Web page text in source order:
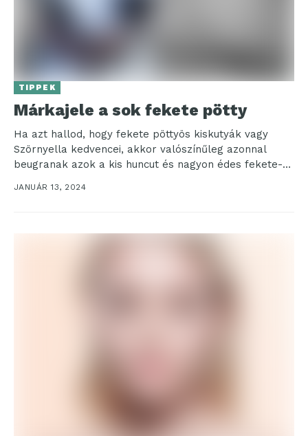
TIPPEK
Márkajele a sok fekete pötty
Ha azt hallod, hogy fekete pöttyös kiskutyák vagy
Szörnyella kedvencei, akkor valószínűleg azonnal
beugranak azok a kis huncut és nagyon édes fekete-
fehér foltos...
JANUÁR 13, 2024